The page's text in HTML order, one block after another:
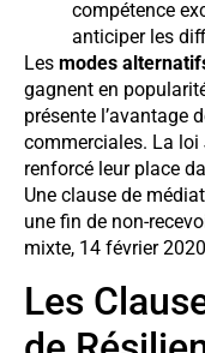
compétence
anticiper les
Les modes
gagnent en
présente l’avantage
commerciales. La
renforcé leur place
Une clause de
une fin de non-
mixte, 14 février
Les